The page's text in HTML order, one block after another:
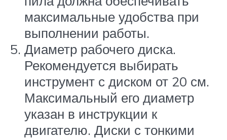
максимальные удобства при
выполнении работы.
Диаметр рабочего диска.
Рекомендуется выбирать
инструмент с диском от 20 см.
Максимальный его диаметр
указан в инструкции к
двигателю. Диски с тонкими